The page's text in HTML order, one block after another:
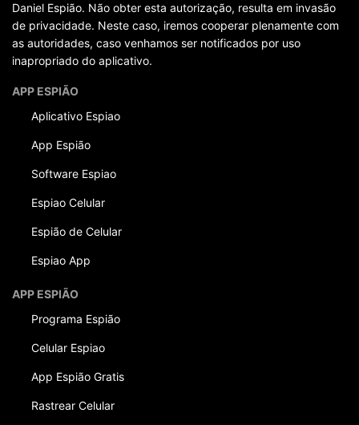
Daniel Espião. Não obter esta autorização, resulta em invasão
de privacidade. Neste caso, iremos cooperar plenamente com
as autoridades, caso venhamos ser notificados por uso
inapropriado do aplicativo.
APP ESPIÃO
Aplicativo Espiao
App Espião
Software Espiao
Espiao Celular
Espião de Celular
Espiao App
APP ESPIÃO
Programa Espião
Celular Espiao
App Espião Gratis
Rastrear Celular